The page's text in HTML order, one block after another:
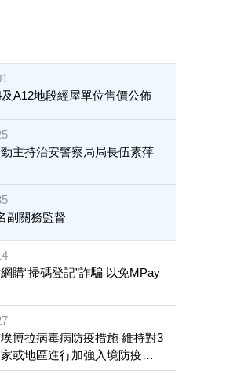
A12地段經屋單位售價公佈
主持治安警察局局長伍素萍
副關務監督
購“掃碼登記”詐騙 以免MPay
博拉病毒病防疫措施 維持對3
或地區進行加強入境防疫措